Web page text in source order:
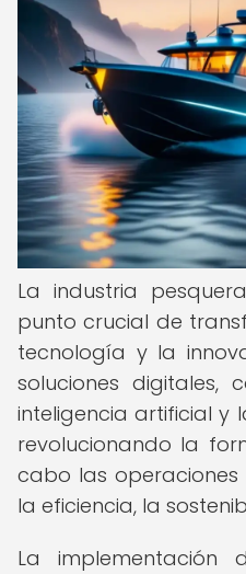
La industria
punto crucial de
tecnología y la
soluciones digitales,
inteligencia artificial y
revolucionando la
cabo las operaciones
la eficiencia, la
La implementación